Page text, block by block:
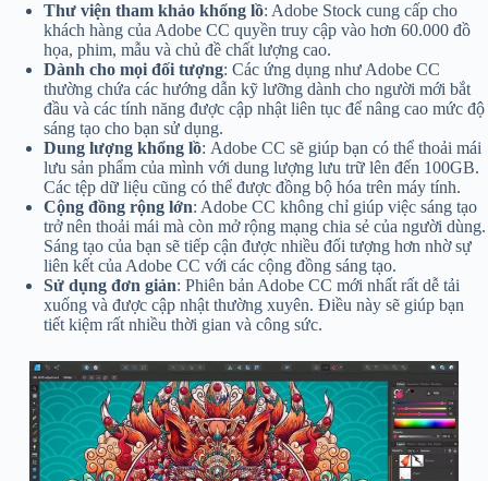
Thư viện tham khảo khổng lồ: Adobe Stock cung cấp cho
khách hàng của Adobe CC quyền truy cập vào hơn 60.000 đồ
họa, phim, mẫu và chủ đề chất lượng cao.
Dành cho mọi đối tượng: Các ứng dụng như Adobe CC
thường chứa các hướng dẫn kỹ lưỡng dành cho người mới bắt
đầu và các tính năng được cập nhật liên tục để nâng cao mức độ
sáng tạo cho bạn sử dụng.
Dung lượng khổng lồ: Adobe CC sẽ giúp bạn có thể thoải mái
lưu sản phẩm của mình với dung lượng lưu trữ lên đến 100GB.
Các tệp dữ liệu cũng có thể được đồng bộ hóa trên máy tính.
Cộng đồng rộng lớn: Adobe CC không chỉ giúp việc sáng tạo
trở nên thoải mái mà còn mở rộng mạng chia sẻ của người dùng.
Sáng tạo của bạn sẽ tiếp cận được nhiều đối tượng hơn nhờ sự
liên kết của Adobe CC với các cộng đồng sáng tạo.
Sử dụng đơn giản: Phiên bản Adobe CC mới nhất rất dễ tải
xuống và được cập nhật thường xuyên. Điều này sẽ giúp bạn
tiết kiệm rất nhiều thời gian và công sức.